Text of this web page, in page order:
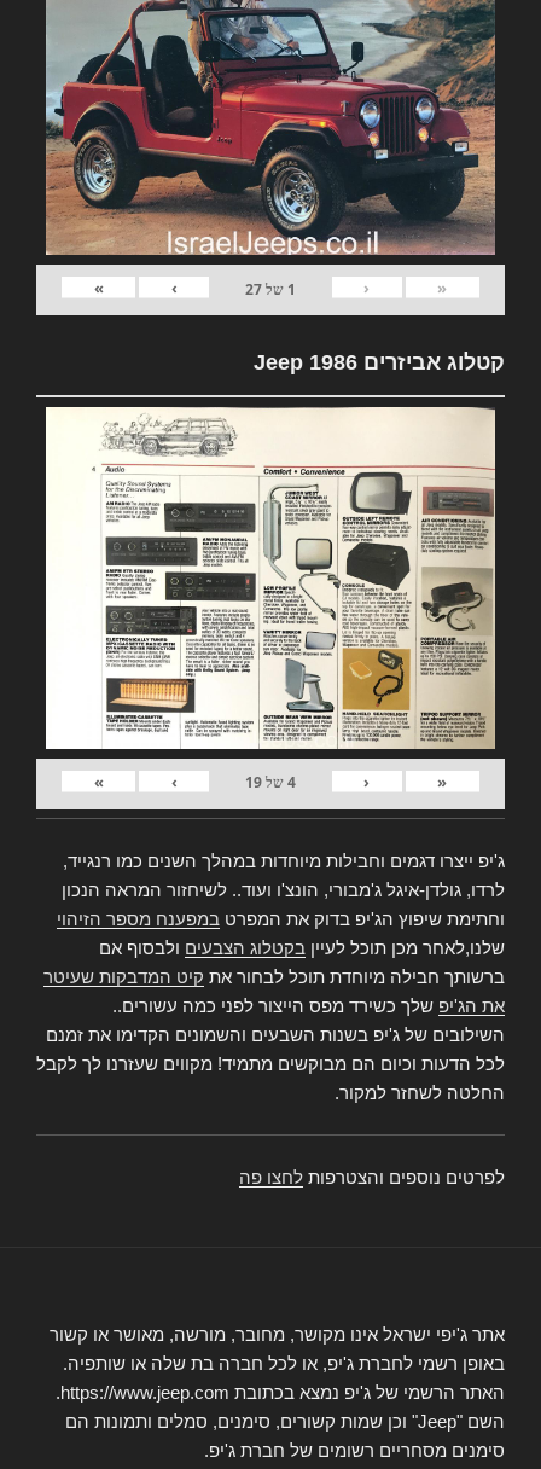
«
‹
1 של27
›
»
קטלוג אביזרים Jeep 1986
«
‹
4של19
›
»
ג'יפ ייצרו דגמים וחבילות מיוחדות במהלך השנים כמו רנגייד,
לרדו, גולדן-איגל ג'מבורי, הונצ'ו ועוד.. לשיחזור המראה הנכון
וחתימת שיפוץ הג'יפ בדוק את המפרט במפענח מספר הזיהוי
שלנו,לאחר מכן תוכל לעיין בקטלוג הצבעים ולבסוף אם
ברשותך חבילה מיוחדת תוכל לבחור את קיט המדבקות שעיטר
את הג'יפ שלך כשירד מפס הייצור לפני כמה עשורים..
השילובים של ג'יפ בשנות השבעים והשמונים הקדימו את זמנם
לכל הדעות וכיום הם מבוקשים מתמיד! מקווים שעזרנו לך לקבל
החלטה לשחזר למקור.
לפרטים נוספים והצטרפות לחצו פה
אתר ג'יפי ישראל אינו מקושר, מחובר, מורשה, מאושר או קשור
באופן רשמי לחברת ג'יפ, או לכל חברה בת שלה או שותפיה.
האתר הרשמי של ג'יפ נמצא בכתובת https://www.jeep.com.
השם "Jeep" וכן שמות קשורים, סימנים, סמלים ותמונות הם
סימנים מסחריים רשומים של חברת ג'יפ.